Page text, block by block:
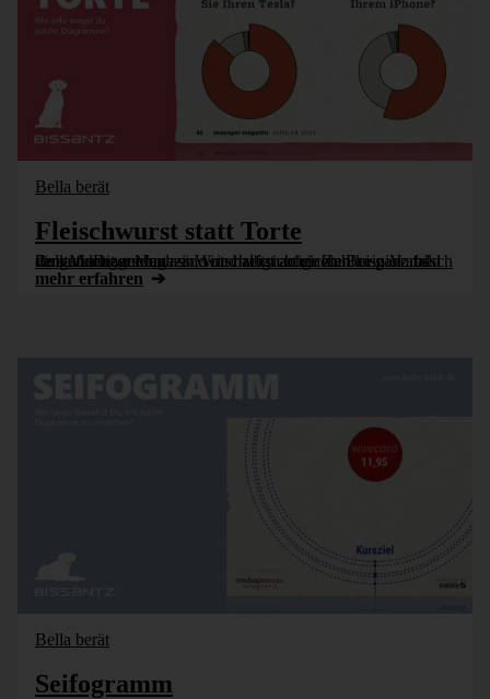
Bella berät
Fleischwurst statt Torte
Bella findet auch, dass Wirtschaftsnachrichten kein Vorbild für gute Diagramme sind und zeigt an einem Beispiel aus dem Manager Magazin, wie halb richtige Zahlen ganz falsch verstanden werden.
mehr erfahren
Bella berät
Seifogramm